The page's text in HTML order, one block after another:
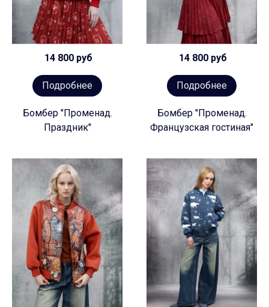
14 800 руб
Подробнее
Бомбер "Променад.
Праздник"
14 800 руб
Подробнее
Бомбер "Променад.
Французская гостиная"